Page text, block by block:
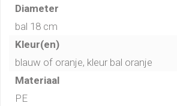
De Kerby kan los worden besteld of
is altijd voordeliger.
Stoepranden wat zijn de
Diameter
bal 18 cm
Kleur(en)
blauw of oranje, kleur bal oranje
Materiaal
PE